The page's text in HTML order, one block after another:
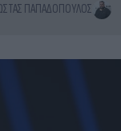
ΠΑΠΑΔΌΠΟΥΛΟΣ